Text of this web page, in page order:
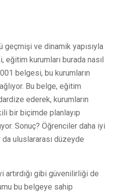
geçmişi ve dinamik yapısıyla
kurumları burada nasıl
belgesi, bu kurumların
Bu belge, eğitim
ederek, kurumların
bir biçimde planlayıp
Sonuç? Öğrenciler daha iyi
uluslararası düzeyde
gibi güvenilirliği de
bu belgeye sahip